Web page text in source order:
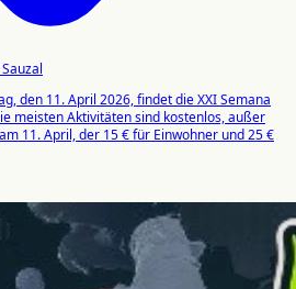
den 11. April 2026, findet die XXI Semana
meisten Aktivitäten sind kostenlos, außer
11. April, der 15 € für Einwohner und 25 €